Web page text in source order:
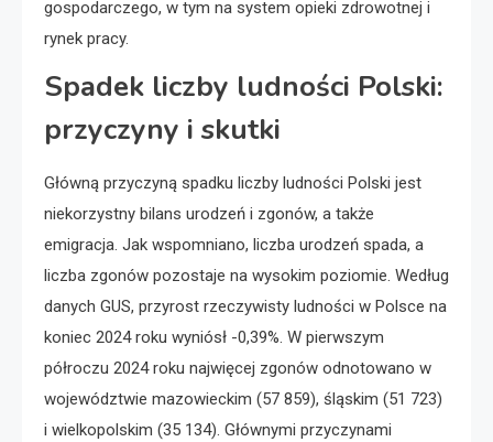
gospodarczego, w tym na system opieki zdrowotnej i
rynek pracy.
Spadek liczby ludności Polski:
przyczyny i skutki
Główną przyczyną spadku liczby ludności Polski jest
niekorzystny bilans urodzeń i zgonów, a także
emigracja. Jak wspomniano, liczba urodzeń spada, a
liczba zgonów pozostaje na wysokim poziomie. Według
danych GUS, przyrost rzeczywisty ludności w Polsce na
koniec 2024 roku wyniósł -0,39%. W pierwszym
półroczu 2024 roku najwięcej zgonów odnotowano w
województwie mazowieckim (57 859), śląskim (51 723)
i wielkopolskim (35 134). Głównymi przyczynami